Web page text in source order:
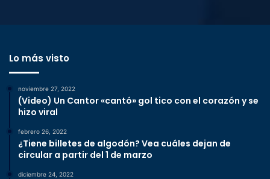
Lo más visto
noviembre 27, 2022
(Video) Un Cantor «cantó» gol tico con el corazón y se
hizo viral
febrero 26, 2022
¿Tiene billetes de algodón? Vea cuáles dejan de
circular a partir del 1 de marzo
diciembre 24, 2022